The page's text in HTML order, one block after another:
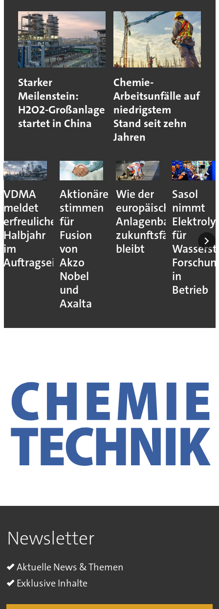
Starker
Meilenstein:
H2O2-Großanlage
startet in China
Chemie-
Arbeitsunfälle auf
niedrigstem
Stand seit zehn
Jahren
VDMA
meldet
erfreuliches
Halbjahr
im
Auftragseingang
Aktionäre
stimmen
für
Fusion
von
Akzo
Nobel
und
Axalta
Wie der
europäische
Anlagenbau
zukunftsfähig
bleibt
Sasol
nimmt
für
in
Betrieb
Newsletter
Aktuelle News & Themen
Exklusive Inhalte